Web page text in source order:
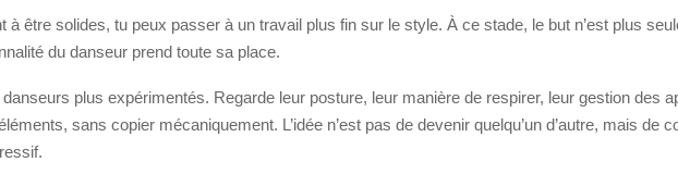
être solides, tu peux passer à un travail plus fin sur le style. À ce stade, le but n’est plus
du danseur prend toute sa place.
plus expérimentés. Regarde leur posture, leur manière de respirer, leur gestion des
sans copier mécaniquement. L’idée n’est pas de devenir quelqu’un d’autre, mais de